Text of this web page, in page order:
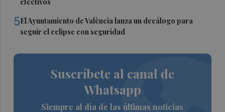
5El Ayuntamiento de València lanza un decálogo para
seguir el eclipse con seguridad
Suscríbete al canal de
Whatsapp
Siempre al día de las últimas noticias